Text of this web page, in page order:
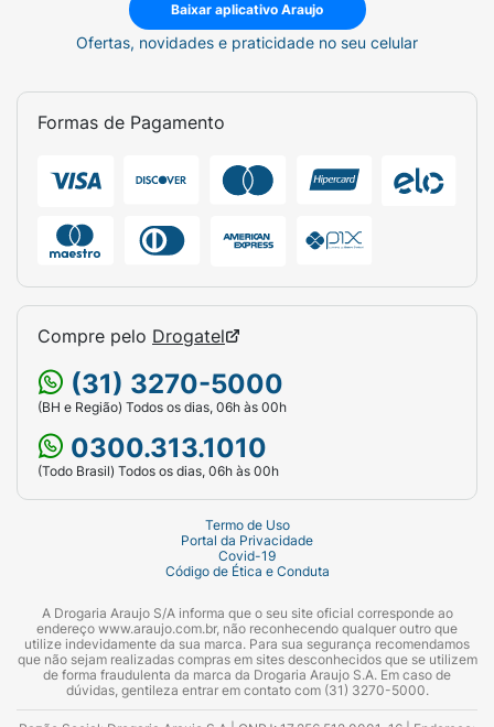
Baixar aplicativo Araujo
Ofertas, novidades e praticidade no seu celular
Formas de Pagamento
Compre pelo Drogatel
(31) 3270-5000
(BH e Região) Todos os dias, 06h às 00h
0300.313.1010
(Todo Brasil) Todos os dias, 06h às 00h
Termo de Uso
Portal da Privacidade
Covid-19
Código de Ética e Conduta
A Drogaria Araujo S/A informa que o seu site oficial corresponde ao
endereço www.araujo.com.br, não reconhecendo qualquer outro que
utilize indevidamente da sua marca. Para sua segurança recomendamos
que não sejam realizadas compras em sites desconhecidos que se utilizem
de forma fraudulenta da marca da Drogaria Araujo S.A. Em caso de
dúvidas, gentileza entrar em contato com (31) 3270-5000.